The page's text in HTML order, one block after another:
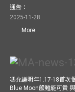
通告：
2025-11-28
More
馮允謙明年1.17-18首次
Blue Moon般難能可貴